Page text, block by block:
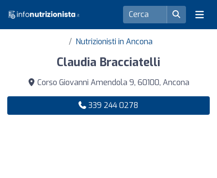
Nutrizionisti in Ancona
Claudia Bracciatelli
Corso Giovanni Amendola 9, 60100, Ancona
339 244 0278